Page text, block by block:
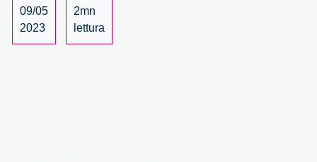
Oltre
lo
Specchio
09/05
2023
2mn
lettura